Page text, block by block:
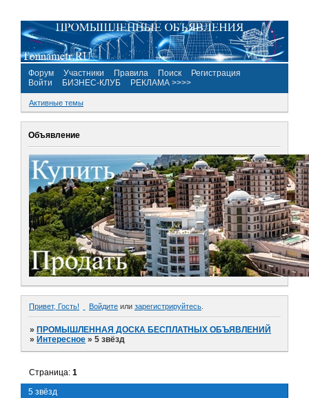
Форум Участники Правила Поиск
Регистрация
Войти
БИЗНЕС-КЛУБ РЕКЛАМА >>>>
Активные темы
Объявление
Привет, Гость! Войдите или зарегистрируйтесь
»ПРОМЫШЛЕННАЯ ДОСКА БЕСПЛАТНЫХ ОБЪЯВЛЕНИЙ
»Интересное »5 звёзд
5 звёзд
Страница:1